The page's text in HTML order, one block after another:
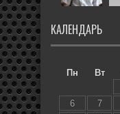
КАЛЕНДАРЬ
Пн
Вт
6
7